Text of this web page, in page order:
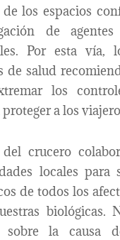
los espacios
de
Por esta vía,
de salud
los
a los
crucero
locales para
de todos los
biológicas.
sobre la causa